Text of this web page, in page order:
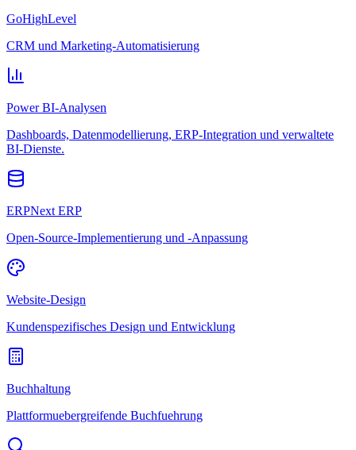
GoHighLevel
CRM und Marketing-Automatisierung
Power BI-Analysen
Dashboards, Datenmodellierung, ERP-Integration und verwaltete
BI-Dienste.
ERPNext ERP
Open-Source-Implementierung und -Anpassung
Website-Design
Kundenspezifisches Design und Entwicklung
Buchhaltung
Plattformuebergreifende Buchfuehrung